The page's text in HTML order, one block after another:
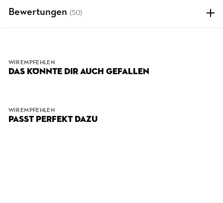
Bewertungen (50)
WIR EMPFEHLEN
DAS KÖNNTE DIR AUCH GEFALLEN
WIR EMPFEHLEN
PASST PERFEKT DAZU